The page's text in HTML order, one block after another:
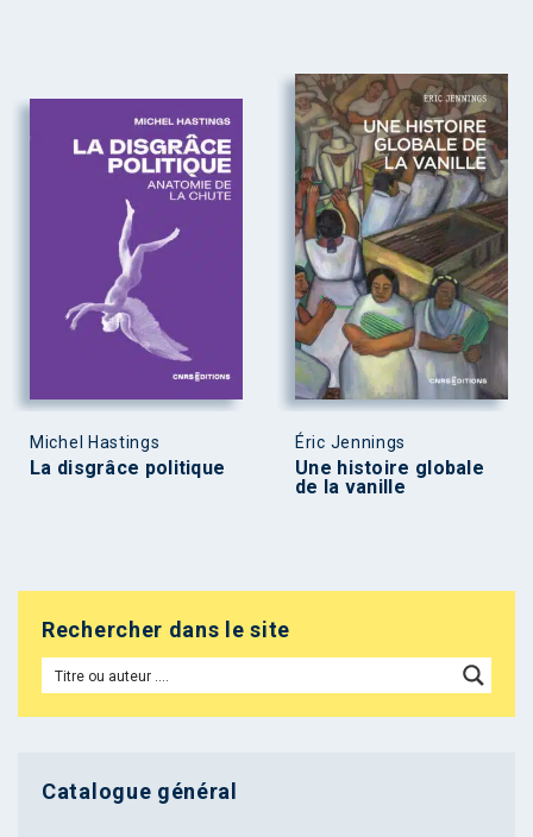
Michel Hastings
La disgrâce politique
Éric Jennings
Une histoire globale
de la vanille
Rechercher dans le site
Catalogue général